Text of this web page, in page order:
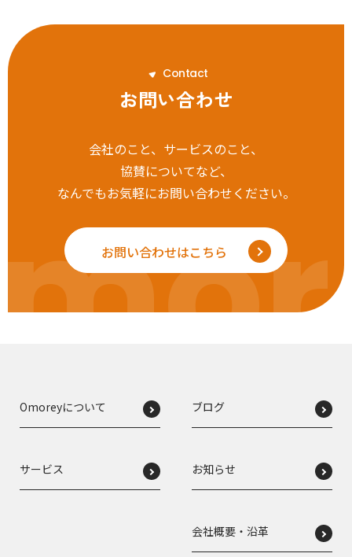
Contact
お問い合わせ
会社のこと、サービスのこと、
協賛についてなど、
なんでもお気軽にお問い合わせください。
お問い合わせはこちら
Omoreyについて
サービス
ブログ
お知らせ
会社概要・沿革